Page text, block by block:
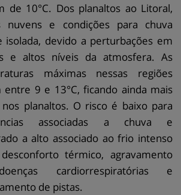
de 10°C. Dos planaltos ao Litoral,
nuvens e condições para chuva
isolada, devido a perturbações em
e altos níveis da atmosfera. As
máximas nessas regiões
entre 9 e 13°C, ficando ainda mais
nos planaltos. O risco é baixo para
associadas a chuva e
a alto associado ao frio intenso
térmico, agravamento
cardiorrespiratórias e
de pistas.